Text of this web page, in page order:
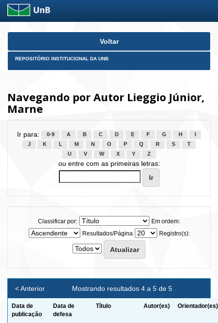
Skip
Voltar
REPOSITÓRIO INSTITUCIONAL DA UNB
Navegando por Autor Lieggio Júnior,
Marne
Ir para: 0-9 A B C D E F G H
J
K L M N O P Q R S
T
U
V W X Y Z
ou entre com as primeiras letras:
Classificar por:
Em ordem:
Resultados/Página
Registro(s):
Mostrando resultados 4 a 5 de 5
< Anterior
Data de
publicação
Data de
defesa
Título Autor(es) Orientador(es)